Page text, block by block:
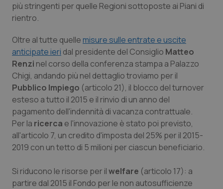
Sangue & coagulazione
Tiroide
Tumore al seno
Tumore ovarico
Tumori del Polmone & Testa Collo
Tumori gastrointestinali
Ulcera & Reflusso
più stringenti per quelle Regioni sottoposte ai Piani di
rientro.
Oltre al tutte quellemisure sulle entrate e uscite
anticipate ieri dal presidente del Consiglio Matteo
Renzi nel corso della conferenza stampa a Palazzo
Chigi, andando più nel dettaglio troviamo per il
Pubblico Impiego (articolo 21), il blocco del turnover
esteso a tutto il 2015 e il rinvio di un anno del
pagamento dell'indennità di vacanza contrattuale.
Per la ricerca e l'innovazione è stato poi previsto,
all'articolo 7, un credito d'imposta del 25% per il 2015-
2019 con un tetto di 5 milioni per ciascun beneficiario.
Si riducono le risorse per ilwelfare (articolo 17): a
partire dal 2015 il Fondo per le non autosufficienze